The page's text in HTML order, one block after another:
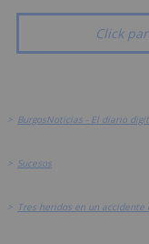
Click
> BurgosNoticias - El diario
> Sucesos
> Tres heridos en un